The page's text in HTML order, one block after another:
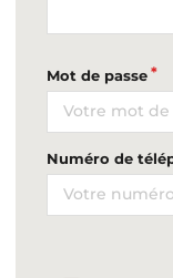
Mot de passe
Numéro de